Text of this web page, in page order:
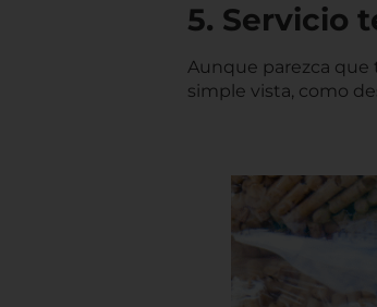
5. Servicio
Aunque parezca que
simple vista, como